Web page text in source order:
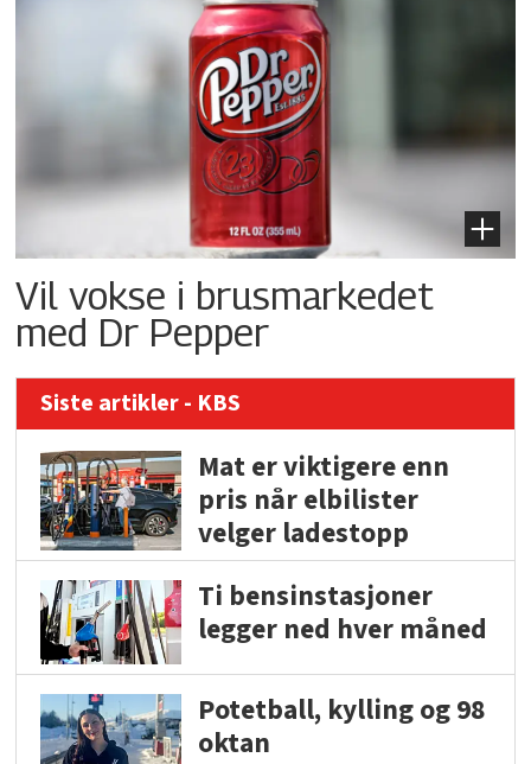
Vil vokse i brusmarkedet
med Dr Pepper
Siste artikler - KBS
Mat er viktigere enn
pris når elbilister
velger ladestopp
Ti bensinstasjoner
legger ned hver måned
Potetball, kylling og 98
oktan